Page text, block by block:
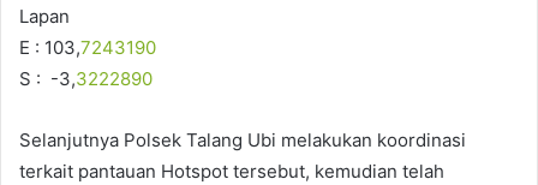
Lapan
E : 103,7243190
S : -3,3222890
Selanjutnya Polsek Talang Ubi melakukan koordinasi
terkait pantauan Hotspot tersebut, kemudian telah